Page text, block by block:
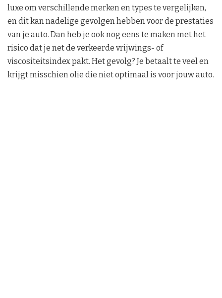
luxe om verschillende merken en types te vergelijken,
en dit kan nadelige gevolgen hebben voor de prestaties
van je auto. Dan heb je ook nog eens te maken met het
risico dat je net de verkeerde vrijwings- of
viscositeitsindex pakt. Het gevolg? Je betaalt te veel en
krijgt misschien olie die niet optimaal is voor jouw auto.